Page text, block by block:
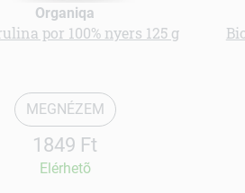
Organiqa
por 100% nyers 125 g
MEGNÉZEM
1849 Ft
Elérhetõ